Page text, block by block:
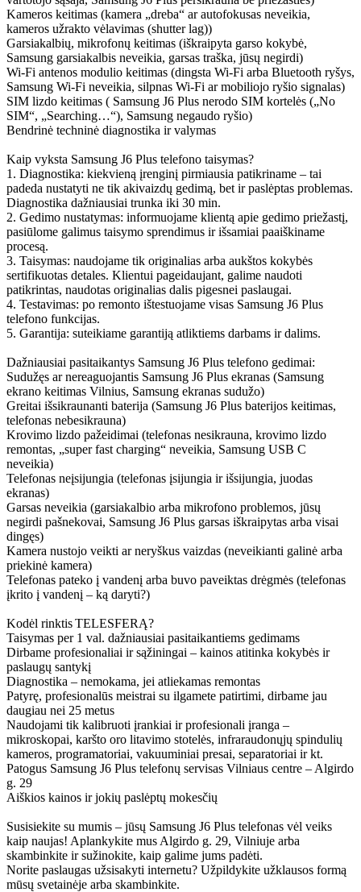
Kameros keitimas (kamera „dreba“ ar autofokusas neveikia,
kameros užrakto vėlavimas (shutter lag))
Garsiakalbių, mikrofonų keitimas (iškraipyta garso kokybė,
Samsung garsiakalbis neveikia, garsas traška, jūsų negirdi)
Wi-Fi antenos modulio keitimas (dingsta Wi-Fi arba Bluetooth ryšys,
Samsung Wi-Fi neveikia, silpnas Wi-Fi ar mobiliojo ryšio signalas)
SIM lizdo keitimas ( Samsung J6 Plus nerodo SIM kortelės („No
SIM“, „Searching…“), Samsung negaudo ryšio)
Bendrinė techninė diagnostika ir valymas
Kaip vyksta Samsung J6 Plus telefono taisymas?
1. Diagnostika: kiekvieną įrenginį pirmiausia patikriname – tai
padeda nustatyti ne tik akivaizdų gedimą, bet ir paslėptas problemas.
Diagnostika dažniausiai trunka iki 30 min.
2. Gedimo nustatymas: informuojame klientą apie gedimo priežastį,
pasiūlome galimus taisymo sprendimus ir išsamiai paaiškiname
procesą.
3. Taisymas: naudojame tik originalias arba aukštos kokybės
sertifikuotas detales. Klientui pageidaujant, galime naudoti
patikrintas, naudotas originalias dalis pigesnei paslaugai.
4. Testavimas: po remonto ištestuojame visas Samsung J6 Plus
telefono funkcijas.
5. Garantija: suteikiame garantiją atliktiems darbams ir dalims.
Dažniausiai pasitaikantys Samsung J6 Plus telefono gedimai:
Sudužęs ar nereaguojantis Samsung J6 Plus ekranas (Samsung
ekrano keitimas Vilnius, Samsung ekranas sudužo)
Greitai išsikraunanti baterija (Samsung J6 Plus baterijos keitimas,
telefonas nebesikrauna)
Krovimo lizdo pažeidimai (telefonas nesikrauna, krovimo lizdo
remontas, „super fast charging“ neveikia, Samsung USB C
neveikia)
Telefonas neįsijungia (telefonas įsijungia ir išsijungia, juodas
ekranas)
Garsas neveikia (garsiakalbio arba mikrofono problemos, jūsų
negirdi pašnekovai, Samsung J6 Plus garsas iškraipytas arba visai
dingęs)
Kamera nustojo veikti ar neryškus vaizdas (neveikianti galinė arba
priekinė kamera)
Telefonas pateko į vandenį arba buvo paveiktas drėgmės (telefonas
įkrito į vandenį – ką daryti?)
Kodėl rinktis TELESFERĄ?
Taisymas per 1 val. dažniausiai pasitaikantiems gedimams
Dirbame profesionaliai ir sąžiningai – kainos atitinka kokybės ir
paslaugų santykį
Diagnostika – nemokama, jei atliekamas remontas
Patyrę, profesionalūs meistrai su ilgamete patirtimi, dirbame jau
daugiau nei 25 metus
Naudojami tik kalibruoti įrankiai ir profesionali įranga –
mikroskopai, karšto oro litavimo stotelės, infraraudonųjų spindulių
kameros, programatoriai, vakuuminiai presai, separatoriai ir kt.
Patogus Samsung J6 Plus telefonų servisas Vilniaus centre – Algirdo
g. 29
Aiškios kainos ir jokių paslėptų mokesčių
Susisiekite su mumis – jūsų Samsung J6 Plus telefonas vėl veiks
kaip naujas! Aplankykite mus Algirdo g. 29, Vilniuje arba
skambinkite ir sužinokite, kaip galime jums padėti.
Norite paslaugas užsisakyti internetu? Užpildykite užklausos formą
mūsų svetainėje arba skambinkite.